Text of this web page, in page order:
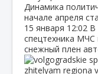
Динамика
начале апреля
15 января 12:02 В
спецтехника
снежный плен